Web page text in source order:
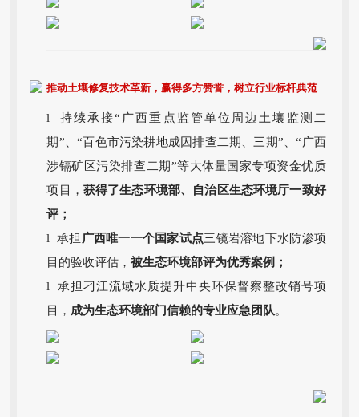
推动土壤修复技术革新，赢得多方赞誉，树立行业标杆典范
l 持续承接“广西重点监管单位周边土壤监测二
期”、“百色市污染耕地成因排查二期、三期”、“广西
涉镉矿区污染排查二期”等大体量国家专项资金优质
项目， 获得了生态环境部、自治区生态环境厅一致好
评；
l 承担 广西唯一一个国家试点三镜岩溶地下水防渗项
目的验收评估，被生态环境部评为优秀案例；
l 承担刁江流域水质提升中央环保督察整改销号项
目， 成为生态环境部门信赖的专业应急团队。